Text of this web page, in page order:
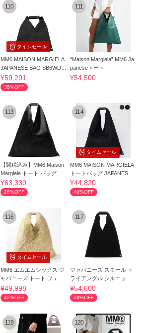
タイムセール
110
MM6 MAISON MARGIELA
JAPANESE BAG SB6WD00
13 P4344 T8013 BLACK
¥59,291
35%OFF
111
“Maison Margiela” MM6 Ja
paneseトート
¥54,500
113
【関税込み】MM6 Maison
Margiela トート バッグ
¥63,330
28%OFF
タイムセール
114
MM6 MAISON MARGIELA
トートバッグ JAPANESE
MEDIUM BAG
¥44,820
40%OFF
タイムセール
116
MM6 エムエムシックス ジ
ャパニーズ トート フェイ
クファー 鞄
¥49,998
42%OFF
117
ジャパニーズ スモール ト
ライアングル シルエット
トートバッグ
¥54,600
38%OFF
119 120